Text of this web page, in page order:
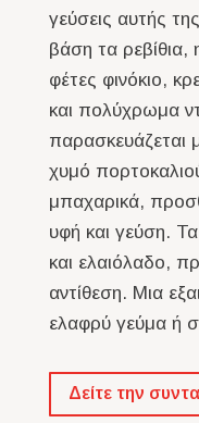
γεύσεις αυτής
βάση τα ρεβίθια,
φέτες φινόκιο,
και πολύχρωμα
παρασκευάζεται
χυμό
μπαχαρικά,
υφή και γεύση.
και ελαιόλαδο,
αντίθεση. Μια
ελαφρύ γεύμα ή
Δείτε την